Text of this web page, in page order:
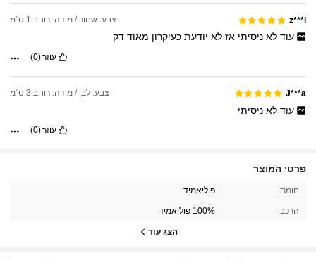
z***i צבע: שחור / מידה: רוחב 1 ס"מ
עוד לא ניסיתי אז לא יודעת כעיקרון מאוד דק
עוזר(0)
J***a צבע: לבן / מידה: רוחב 3 ס"מ
עוד לא ניסיתי
עוזר(0)
פרטי המוצר
חומר: פוליאמיד
הרכב: 100% פוליאמיד
הצג עוד